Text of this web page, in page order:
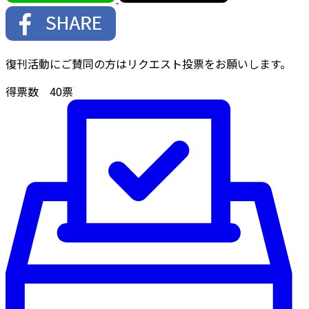
復刊活動にご賛同の方はリクエスト投票をお願いします。
得票数 40票